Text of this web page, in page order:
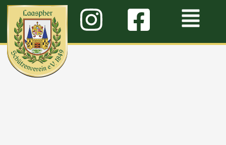
Zum
Inhalt
springen